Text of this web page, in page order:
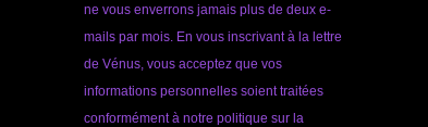
ne vous enverrons jamais plus de deux e-
mails par mois. En vous inscrivant à la lettre
de Vénus, vous acceptez que vos
informations personnelles soient traitées
conformément à notre politique sur la